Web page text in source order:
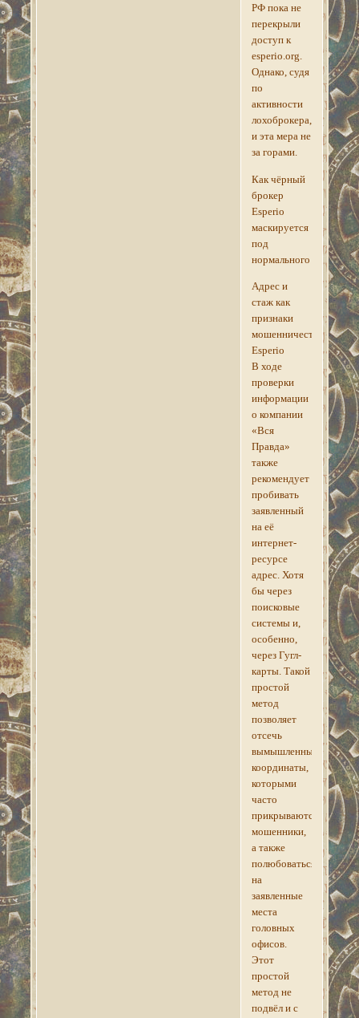
РФ пока не
перекрыли
доступ к
esperio.org.
Однако, судя
по
активности
лохоброкера,
и эта мера не
за горами.
Как чёрный
брокер
Esperio
маскируется
под
нормального
Адрес и
стаж как
признаки
мошенничества
Esperio
В ходе
проверки
информации
о компании
«Вся
Правда»
также
рекомендует
пробивать
заявленный
на её
интернет-
ресурсе
адрес. Хотя
бы через
поисковые
системы и,
особенно,
через Гугл-
карты. Такой
простой
метод
позволяет
отсечь
вымышленные
координаты,
которыми
часто
прикрываются
мошенники,
а также
полюбоваться
на
заявленные
места
головных
офисов.
Этот
простой
метод не
подвёл и с